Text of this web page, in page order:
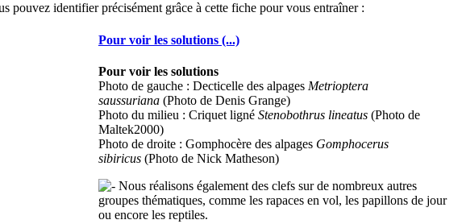
pouvez identifier précisément grâce à cette fiche pour vous entraîner :
Pour voir les solutions (...)
Pour voir les solutions
Photo de gauche : Decticelle des alpages Metrioptera
saussuriana(Photo de Denis Grange)
Photo du milieu : Criquet ligné Stenobothrus lineatus(Photo de
Maltek2000)
Photo de droite : Gomphocère des alpages Gomphocerus
sibiricus(Photo de Nick Matheson)
Nous réalisons également des clefs sur de nombreux autres
groupes thématiques, comme les rapaces en vol, les papillons de jour
ou encore les reptiles.